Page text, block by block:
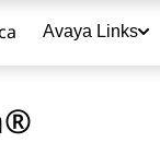
Avaya Links